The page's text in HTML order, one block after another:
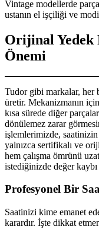
Vintage modellerde
ustanın el işçiliği ve
Orijinal Yedek
Önemi
Tudor gibi markalar, her
üretir. Mekanizmanın
kısa sürede diğer
dönülemez zarar
işlemlerimizde,
yalnızca sertifikalı ve
hem çalışma ömrünü
istediğinizde değer kaybı
Profesyonel Bir
Saatinizi kime emanet
karardır. İşte dikkat